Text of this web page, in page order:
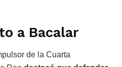
a Bacalar
de la Cuarta